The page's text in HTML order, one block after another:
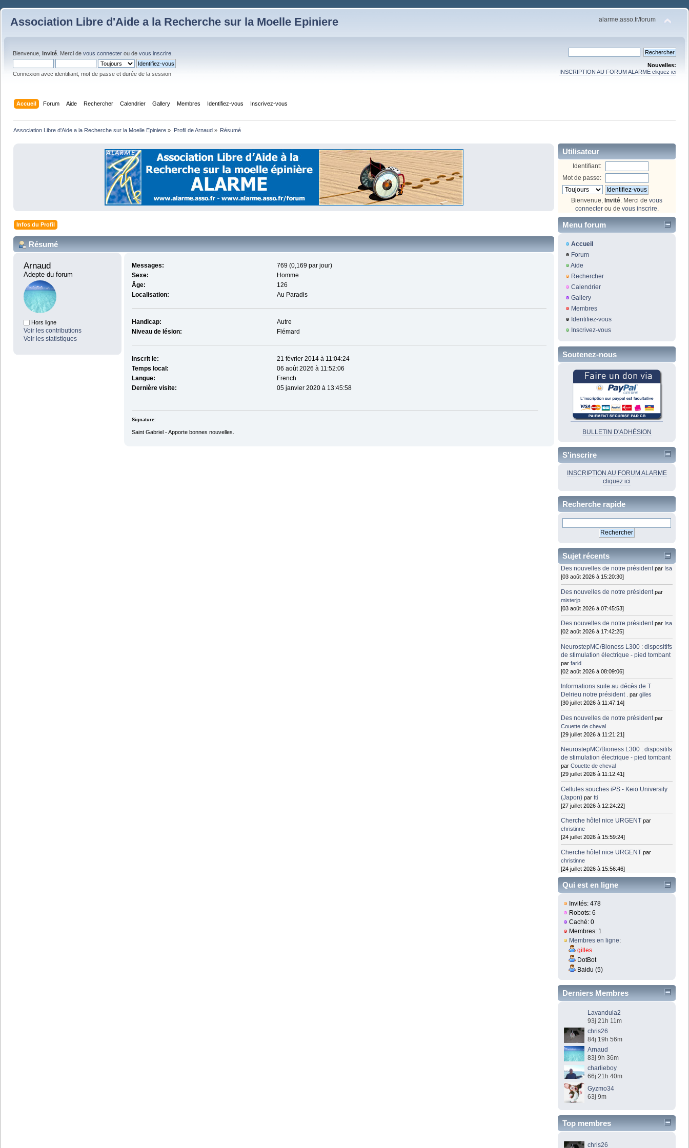
Association Libre d'Aide a la Recherche sur la Moelle Epiniere alarme.asso.fr/forum
Bienvenue, Invité . Merci de vous connecter ou de vous inscrire
Connexion avec identifiant, mot de passe et durée de la session
Nouvelles:
INSCRIPTION AU FORUM ALARME cliquez ici
Accueil Forum Aide Rechercher Calendrier Gallery Membres Identifiez-vous Inscrivez-vous
Association Libre d'Aide a la Recherche sur la Moelle Epiniere » Profil de Arnaud» Résumé
Infos du Profil
Résumé
Arnaud
Adepte du forum
Hors ligne
Voir les contributions
Voir les statistiques
Messages:
769 (0,169 par jour)
Sexe:
Homme
Âge:
126
Localisation:
Au Paradis
Handicap:
Autre
Niveau de lésion:
Flémard
Inscrit le:
21 février 2014 à 11:04:24
Temps local:
06 août 2026 à 11:52:06
Langue:
French
Dernière visite:
05 janvier 2020 à 13:45:58
Signature:
Saint Gabriel - Apporte bonnes nouvelles.
Utilisateur
Identifiant:
Mot de passe:
Bienvenue, Invité . Merci de vous
connecterou de vous inscrire
Menu forum
Accueil
Forum
Aide
Rechercher
Calendrier
Gallery
Membres
Identifiez-vous
Inscrivez-vous
Soutenez-nous
BULLETIN D'ADHÉSION
S'inscrire
INSCRIPTION AU FORUM ALARME
cliquez ici
Recherche rapide
Sujet récents
Des nouvelles de notre président par Isa
[03 août 2026 à 15:20:30]
Des nouvelles de notre président par
misterjp
[03 août 2026 à 07:45:53]
Des nouvelles de notre président par Isa
[02 août 2026 à 17:42:25]
NeurostepMC/Bioness L300 : dispositifs
de stimulation électrique - pied tombant
parfarid
[02 août 2026 à 08:09:06]
Informations suite au décès de T
Delrieu notre président . pargilles
[30 juillet 2026 à 11:47:14]
Des nouvelles de notre président par
Couette de cheval
[29 juillet 2026 à 11:21:21]
NeurostepMC/Bioness L300 : dispositifs
de stimulation électrique - pied tombant
parCouette de cheval
[29 juillet 2026 à 11:12:41]
Cellules souches iPS - Keio University
(Japon) parfti
[27 juillet 2026 à 12:24:22]
Cherche hôtel nice URGENT par
christinne
[24 juillet 2026 à 15:59:24]
Cherche hôtel nice URGENT par
christinne
[24 juillet 2026 à 15:56:46]
Qui est en ligne
Invités: 478
Robots: 6
Caché: 0
Membres: 1
Membres en ligne:
gilles
DotBot
Baidu (5)
Derniers Membres
Lavandula2
93j 21h 11m
chris26
84j 19h 56m
Arnaud
83j 9h 36m
charlieboy
66j 21h 40m
Gyzmo34
63j 9m
Top membres
chris26